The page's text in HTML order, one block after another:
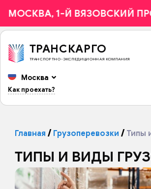
1-Й ВЯЗОВСКИЙ
ТРАНСКАРГО
ТРАНСПОРТНО-ЭКСПЕДИЦИОННАЯ КОМПАНИЯ
Москва
Как проехать?
Главная Грузоперевозки Типы
ТИПЫ И ВИДЫ